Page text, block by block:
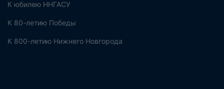
К юбилею ННГАСУ
К 80-летию Победы
К 800-летию Нижнего Новгорода